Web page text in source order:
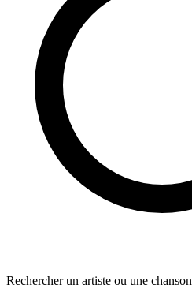
Rechercher un artiste ou une chanson